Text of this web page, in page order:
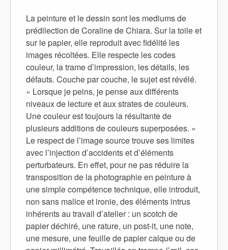
La peinture et le dessin sont les mediums de
prédilection de Coraline de Chiara. Sur la toile et
sur le papier, elle reproduit avec fidélité les
images récoltées. Elle respecte les codes
couleur, la trame d’impression, les détails, les
défauts. Couche par couche, le sujet est révélé.
« Lorsque je peins, je pense aux différents
niveaux de lecture et aux strates de couleurs.
Une couleur est toujours la résultante de
plusieurs additions de couleurs superposées. »
Le respect de l’image source trouve ses limites
avec l’injection d’accidents et d’éléments
perturbateurs. En effet, pour ne pas réduire la
transposition de la photographie en peinture à
une simple compétence technique, elle introduit,
non sans malice et ironie, des éléments intrus
inhérents au travail d’atelier : un scotch de
papier déchiré, une rature, un post-it, une note,
une mesure, une feuille de papier calque ou de